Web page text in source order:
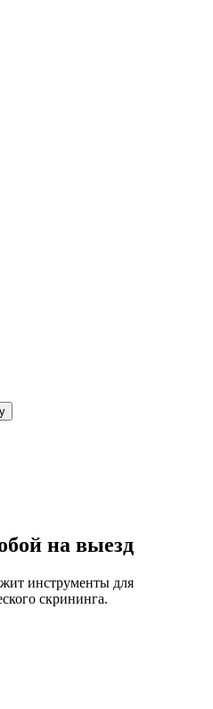
на выезд
инструменты для
скрининга.